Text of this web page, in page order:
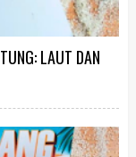
LAUT DAN